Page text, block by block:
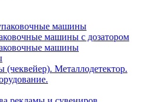
машины
машины с дозатором
машины
(чеквейер). Металлодетектор.